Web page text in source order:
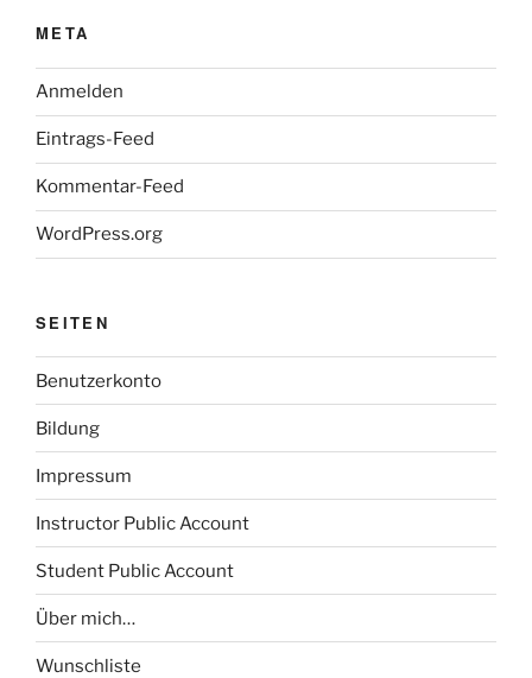
META
Anmelden
Eintrags-Feed
Kommentar-Feed
WordPress.org
SEITEN
Benutzerkonto
Bildung
Impressum
Instructor Public Account
Student Public Account
Über mich…
Wunschliste